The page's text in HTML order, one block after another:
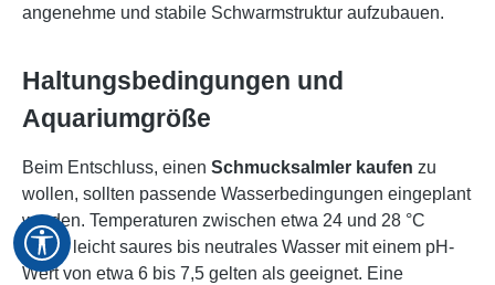
angenehme und stabile Schwarmstruktur aufzubauen.
Haltungsbedingungen und
Aquariumgröße
Beim Entschluss, einen Schmucksalmler kaufen zu
wollen, sollten passende Wasserbedingungen eingeplant
werden. Temperaturen zwischen etwa 24 und 28 °C
sowie leicht saures bis neutrales Wasser mit einem pH-
Wert von etwa 6 bis 7,5 gelten als geeignet. Eine
Werkzeugleiste anzeigen